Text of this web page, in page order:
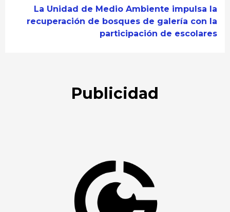
La Unidad de Medio Ambiente impulsa la
recuperación de bosques de galería con la
participación de escolares
Publicidad